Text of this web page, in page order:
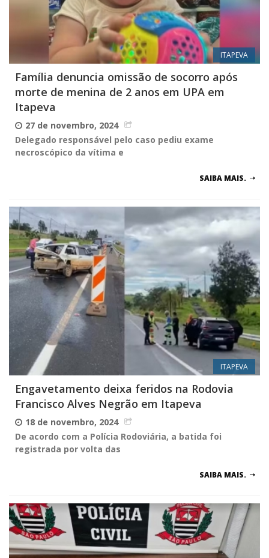
ITAPEVA
Família denuncia omissão de socorro após
morte de menina de 2 anos em UPA em
Itapeva
27 de novembro, 2024
Delegado responsável pelo caso pediu exame
necroscópico da vítima e
SAIBA MAIS.
ITAPEVA
Engavetamento deixa feridos na Rodovia
Francisco Alves Negrão em Itapeva
18 de novembro, 2024
De acordo com a Polícia Rodoviária, a batida foi
registrada por volta das
SAIBA MAIS.